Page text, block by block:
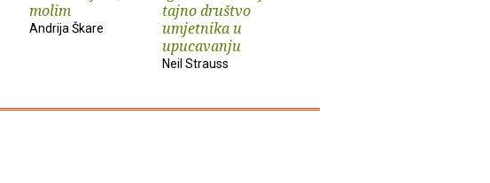
molim
Andrija Škare
tajno društvo
umjetnika u
upucavanju
Neil Strauss